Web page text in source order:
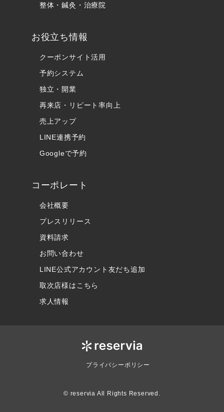
整体・鍼灸・治療院
お役立ち情報
クーポンサイト活用
予約システム
独立・開業
再来店・リピート率向上
売上アップ
LINE連携予約
Googleで予約
コーポレート
会社概要
プレスリリース
資料請求
お問い合わせ
LINE公式アカウント友だち追加
取次店様はこちら
求人情報
プライバシーポリシー
© reservia All Rights Reserved.